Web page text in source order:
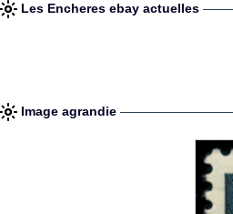
Les Encheres ebay actuelles
Image agrandie